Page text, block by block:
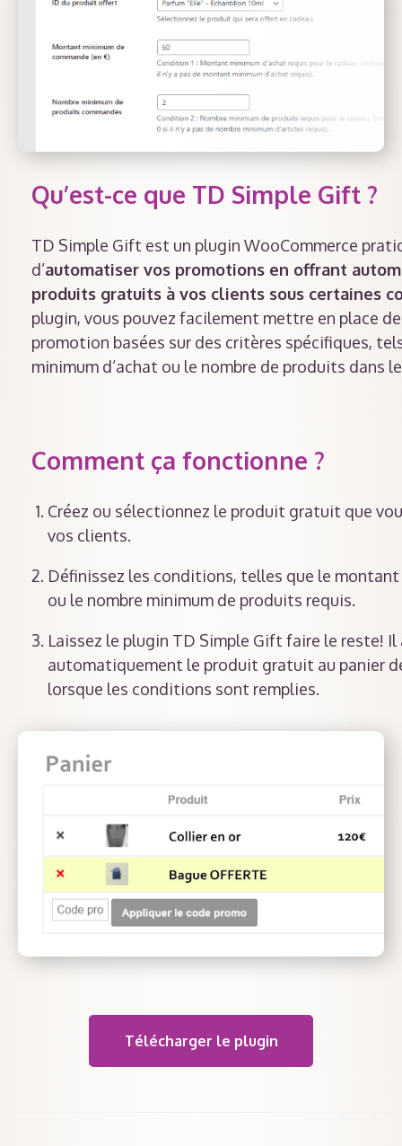
Qu’est-ce que TD Simple Gift ?
TD Simple Gift est un plugin WooCommerce
d’automatiser vos promotions en offrant
produits gratuits à vos clients sous certaines
plugin, vous pouvez facilement mettre en place
promotion basées sur des critères spécifiques,
minimum d’achat ou le nombre de produits dans
Comment ça fonctionne ?
Créez ou sélectionnez le produit gratuit que
vos clients.
Définissez les conditions, telles que le montant
ou le nombre minimum de produits requis.
Laissez le plugin TD Simple Gift faire le reste!
automatiquement le produit gratuit au panier
lorsque les conditions sont remplies.
Télécharger le plugin